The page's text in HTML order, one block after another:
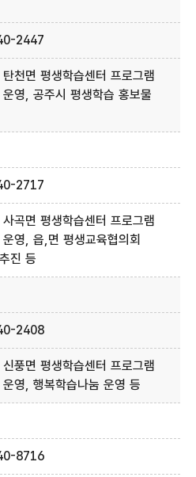
2447
천면 평생학습센터 프로그램
영, 공주시 평생학습 홍보물
2717
곡면 평생학습센터 프로그램
영, 읍,면 평생교육협의회
진 등
2408
풍면 평생학습센터 프로그램
영, 행복학습나눔 운영 등
8716